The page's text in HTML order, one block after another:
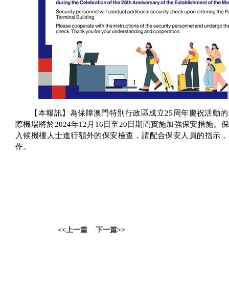
【本報訊】為保障澳門特別行政區成立25 周年慶祝活動
際機場將於2024年12 月 16 日至20 日期間實施加強保安措施。
入候機樓人士進行額外的保安檢查，請配合保安人員的指示
作。
<<上一篇 下一篇>>